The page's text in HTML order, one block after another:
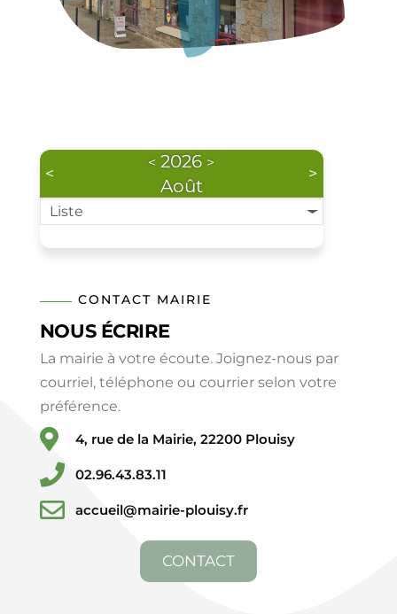
<
< 2026 >
Août
>
Liste
CONTACT MAIRIE
NOUS ÉCRIRE
La mairie à votre écoute. Joignez-nous par
courriel, téléphone ou courrier selon votre
préférence.
4, rue de la Mairie, 22200 Plouisy
02.96.43.83.11
accueil@mairie-plouisy.fr
CONTACT